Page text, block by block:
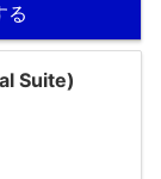
る
Suite)